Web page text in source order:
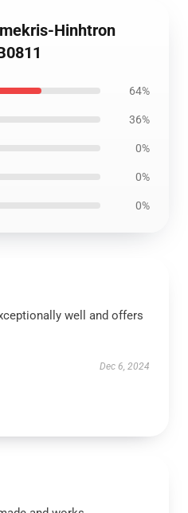
Hinhtron
64%
36%
0%
0%
0%
well and offers
Dec 6, 2024